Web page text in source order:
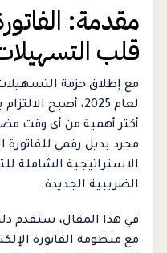
مقدمة:
قلب
مع إطلاق حزمة
لعام 2025، أصبح
أكثر أهمية من أي وقت
مجرد بديل رقمي
الاستراتيجية الشاملة
الضريبية الجديدة.
في هذا المقال، سنقدم
مع منظومة الفاتورة